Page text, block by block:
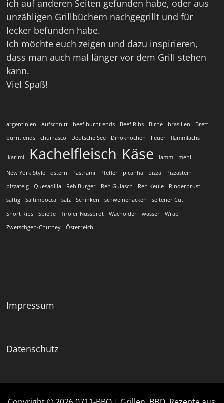
ich auf anderen Seiten gefunden habe, oder aus
unzähligen Grillbüchern nachgegrillt und für
lecker befunden habe.
Ich möchte euch zeigen und dazu inspirieren,
dass man auch mal länger vor dem Grill stehen
kann.
Viel Spaß!
argentinien Aufschnitt beef burnt ends Beef Ribs Birne brasilien
Brett
burnt ends
churrasco Deutsche See Dinoknochen Feuer flammlachs
Ikarimi Kachelfleisch Käse lamm mehl
New York Style ostern Pastrami Pfeffer picanha pizza
Pizzastein
pizzateig
Quesadilla Reh Burger Reh Gulasch Reh Keule
Rinderbrust
saftig
Saltimbocca salz Schinken schweinenacken
seltener Cut
Short Ribs
Spieße Tiroler Nussbrot Wacholder wasser
Wrap
Zwetschgen-Chutney
Österreich
Impressum
Datenschutz